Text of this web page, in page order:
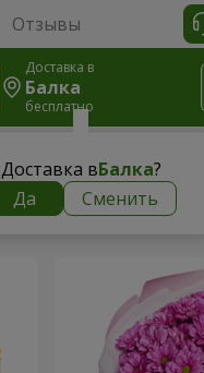
Отзывы
Доставка в
Балка
бесплатно
Доставка вБалка?
Да
Сменить